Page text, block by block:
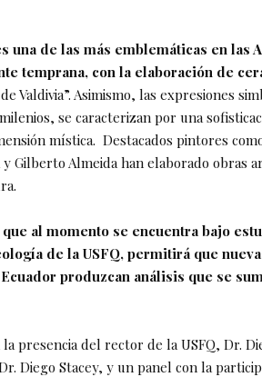
una de las más emblemáticas en las
temprana, con la elaboración de
Valdivia”. Asimismo, las expresiones
se caracterizan por una
mística. Destacados pintores
Gilberto Almeida han elaborado obras
al momento se encuentra bajo
de la USFQ, permitirá que
produzcan análisis que se
presencia del rector de la USFQ, Dr.
Diego Stacey, y un panel con la